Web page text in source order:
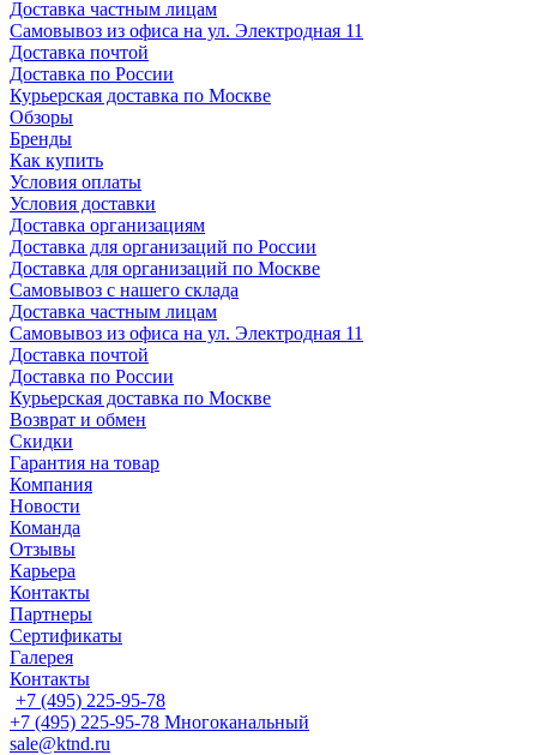
Доставка частным лицам
Самовывоз из офиса на ул. Электродная 11
Доставка почтой
Доставка по России
Курьерская доставка по Москве
Обзоры
Бренды
Как купить
Условия оплаты
Условия доставки
Доставка организациям
Доставка для организаций по России
Доставка для организаций по Москве
Самовывоз с нашего склада
Доставка частным лицам
Самовывоз из офиса на ул. Электродная 11
Доставка почтой
Доставка по России
Курьерская доставка по Москве
Возврат и обмен
Скидки
Гарантия на товар
Компания
Новости
Команда
Отзывы
Карьера
Контакты
Партнеры
Сертификаты
Галерея
Контакты
+7 (495) 225-95-78
+7 (495) 225-95-78 Многоканальный
sale@ktnd.ru